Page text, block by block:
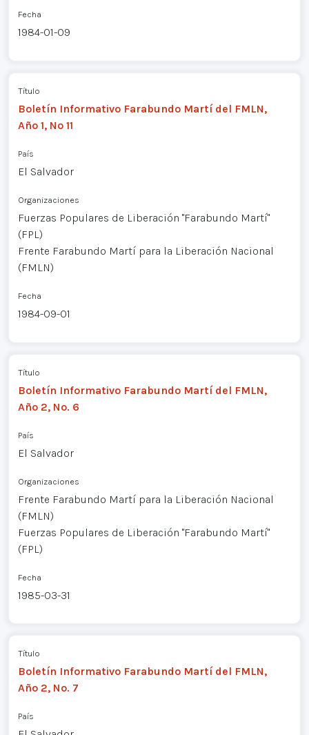
Fecha
1984-01-09
Título
Boletín Informativo Farabundo Martí del FMLN,
Año 1, Nº 11
País
El Salvador
Organizaciones
Fuerzas Populares de Liberación "Farabundo Martí"
(FPL)
Frente Farabundo Martí para la Liberación Nacional
(FMLN)
Fecha
1984-09-01
Título
Boletín Informativo Farabundo Martí del FMLN,
Año 2, No. 6
País
El Salvador
Organizaciones
Frente Farabundo Martí para la Liberación Nacional
(FMLN)
Fuerzas Populares de Liberación "Farabundo Martí"
(FPL)
Fecha
1985-03-31
Título
Boletín Informativo Farabundo Martí del FMLN,
Año 2, No. 7
País